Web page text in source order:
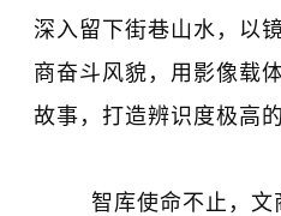
深入留下街巷山水，以
商奋斗风貌，用影像载
故事，打造辨识度极高
智库使命不止，文商